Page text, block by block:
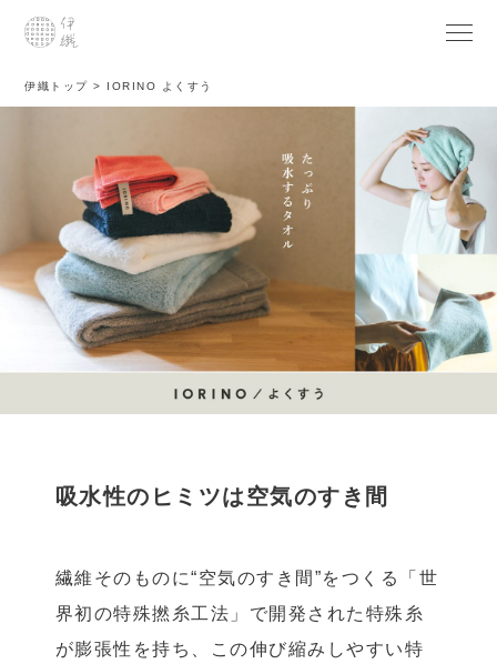
伊織トップ IORINO よくすう
吸水性のヒミツは空気のすき間
繊維そのものに“空気のすき間”をつくる「世
界初の特殊撚糸工法」で開発された特殊糸
が膨張性を持ち、この伸び縮みしやすい特